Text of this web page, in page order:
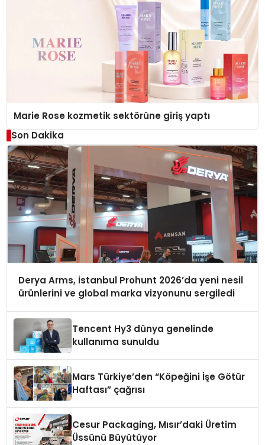
Marie Rose kozmetik sektörüne giriş yaptı
Son Dakika
Derya Arms, İstanbul Prohunt 2026’da yeni nesil
ürünlerini ve global marka vizyonunu sergiledi
Tencent Hy3 dünya genelinde
kullanıma sunuldu
Mars Türkiye’den “Köpeğini İşe Götür
Haftası” çağrısı
Cesur Packaging, Mısır’daki Üretim
Üssünü Büyütüyor